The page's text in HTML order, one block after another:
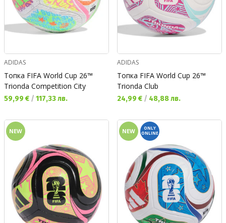
ADIDAS
Топка FIFA World Cup 26™
Trionda Competition City
Текуща цена:
59,99 € / 117,33 лв.
ADIDAS
Топка FIFA World Cup 26™
Trionda Club
Текуща цена:
24,99 € / 48,88 лв.
NEW NEW
ONLY
ONLINE